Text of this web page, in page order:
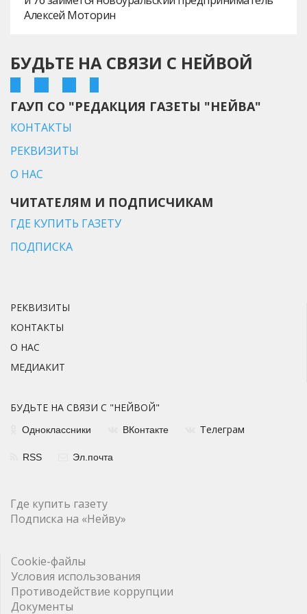
Алексей Моторин
БУДЬТЕ НА СВЯЗИ С НЕЙВОЙ
ГАУП СО "РЕДАКЦИЯ ГАЗЕТЫ "НЕЙВА"
КОНТАКТЫ
РЕКВИЗИТЫ
О НАС
ЧИТАТЕЛЯМ И ПОДПИСЧИКАМ
ГДЕ КУПИТЬ ГАЗЕТУ
ПОДПИСКА
РЕКВИЗИТЫ
КОНТАКТЫ
О НАС
МЕДИАКИТ
БУДЬТЕ НА СВЯЗИ С "НЕЙВОЙ"
Одноклассники ВКонтакте Телеграм
RSS Эл.почта
Где купить газету
Подписка на «Нейву»
Cookie-файлы
Условия использования
Противодействие коррупции
Документы